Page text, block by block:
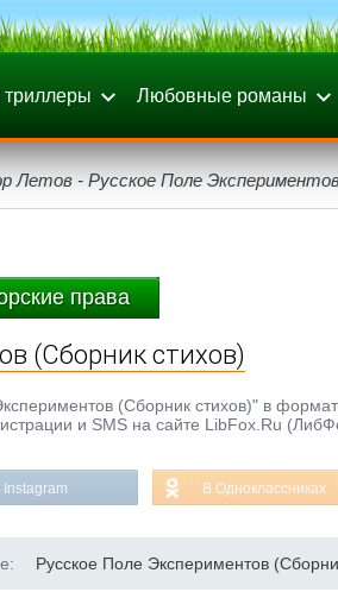
триллеры Любовные романы
Летов - Русское Поле
права
(Сборник стихов)
(Сборник стихов)" в
и SMS на сайте LibFox.Ru
Instagram В Одноклассниках
Русское Поле Экспериментов